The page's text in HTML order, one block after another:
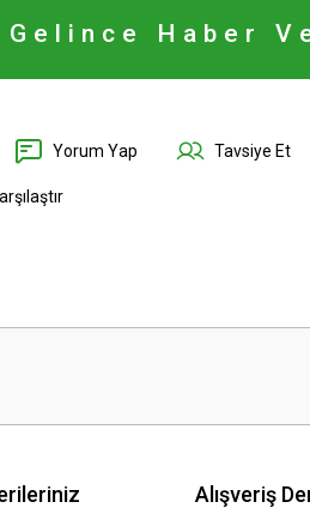
Gelince Haber
Yorum Yap Tavsiye Et
Alışveriş